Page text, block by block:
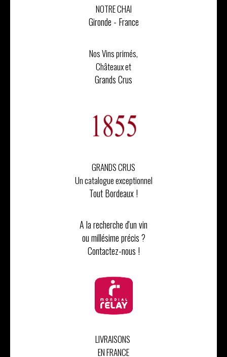
NOTRE CHAI
Gironde - France
Nos Vins primés,
Châteaux et
Grands Crus
GRANDS CRUS
Un catalogue exceptionnel
Tout Bordeaux !
A la recherche d'un vin
ou millésime précis ?
Contactez-nous !
LIVRAISONS
EN FRANCE